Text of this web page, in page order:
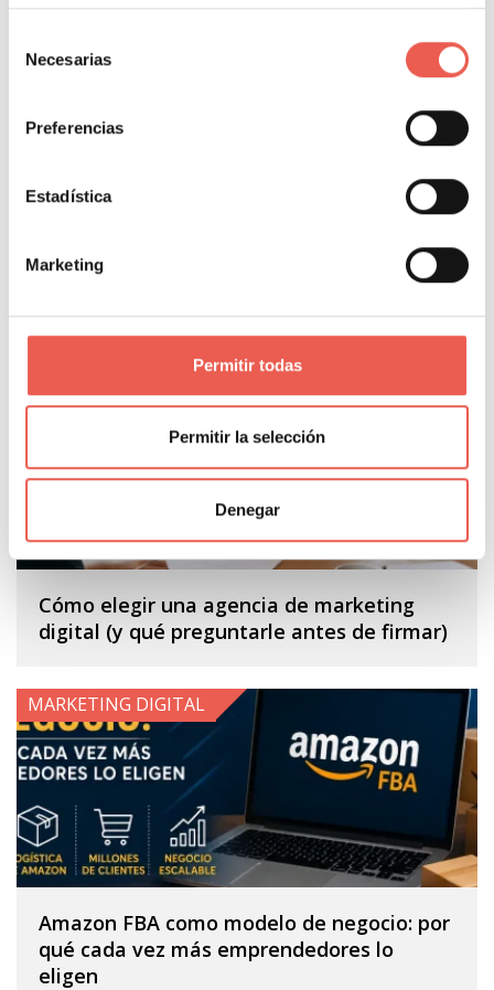
Necesarias
Preferencias
Estadística
Marketing
Permitir todas
Permitir la selección
Denegar
Comparte donde quieras:
Entradas relacionadas
Cómo elegir una agencia de marketing
digital (y qué preguntarle antes de firmar)
Amazon FBA como modelo de negocio: por
qué cada vez más emprendedores lo
eligen
MARKETING DIGITAL